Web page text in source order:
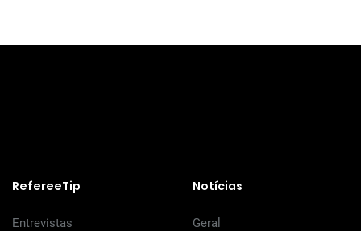
RefereeTip
Entrevistas
Notícias
Geral